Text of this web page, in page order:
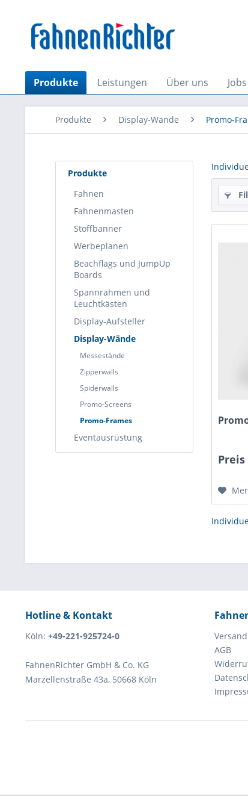
Produkte Leistungen Über uns Jobs
Produkte Display-Wände Promo-
Produkte
Fahnen
Fahnenmasten
Stoffbanner
Werbeplanen
Beachflags und JumpUp
Boards
Spannrahmen und
Leuchtkästen
Display-Aufsteller
Display-Wände
Messestände
Zipperwalls
Spiderwalls
Promo-Screens
Promo-Frames
Eventausrüstung
Hotline & Kontakt
Köln: +49-221-925724-0
FahnenRichter GmbH & Co. KG
Marzellenstraße 43a, 50668 Köln
AGB